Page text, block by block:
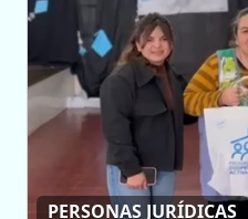
PERSONAS JURÍDICAS